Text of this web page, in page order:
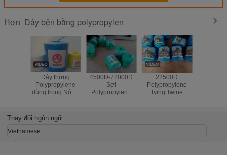
Hơn Dây bện bằng polypropylen
Dây thừng
Polypropylene
dùng trong Nông
4500D-72000D
Sợi
Polypropylene
22500D
Polypropylene
Tying Twine
Thay đổi ngôn ngữ
Vietnamese